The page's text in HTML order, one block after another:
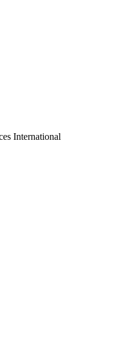
International